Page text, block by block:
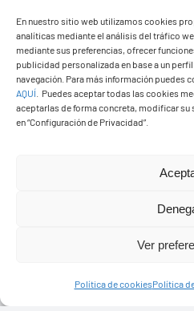
En nuestro sitio web utilizamos cookies
analíticas mediante el análisis del tráfico
mediante sus preferencias, ofrecer
publicidad personalizada en base a un
navegación. Para más información puedes
AQUÍ
Puedes aceptar todas las cookies
aceptarlas de forma concreta, modificar su
en “Configuración de Privacidad”.
Ver
Política de cookiesPolítica
Ayuntamiento de Yaiza
Pza. de Los Remedios, 1
35570 – Yaiza
Tel:928 83 62 20
© Copyright2026